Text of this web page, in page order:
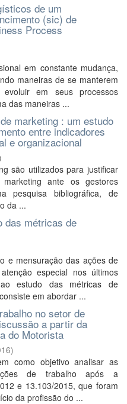
de um
(sic) de
Process
em constante mudança,
maneiras de se manterem
em seus processos
das maneiras ...
marketing : um estudo
entre indicadores
e organizacional
são utilizados para justificar
ante os gestores
pesquisa bibliográfica, de
da ...
das métricas de
e mensuração das ações de
especial nos últimos
estudo das métricas de
em abordar ...
no setor de
a partir da
do Motorista
)
como objetivo analisar as
de trabalho após a
e 13.103/2015, que foram
da profissão do ...